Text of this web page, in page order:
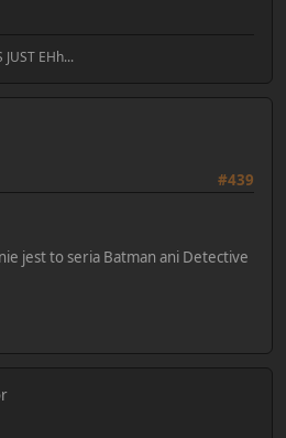
JUST EHh...
#439
jest to seria Batman ani Detective